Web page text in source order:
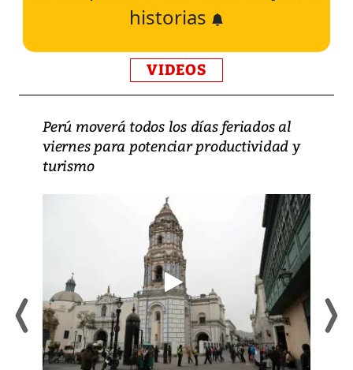
historias
VIDEOS
Perú moverá todos los días feriados al
viernes para potenciar productividad y
turismo